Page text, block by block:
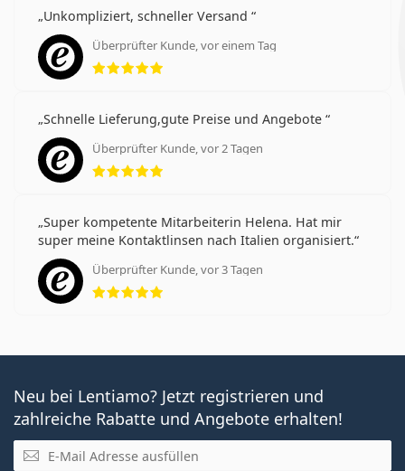
Unkompliziert, schneller Versand
Überprüfter Kunde, vor einem Tag
Bewertung 5 aus 5
Schnelle Lieferung,gute Preise und Angebote
Überprüfter Kunde, vor 2 Tagen
Bewertung 5 aus 5
Super kompetente Mitarbeiterin Helena. Hat mir
super meine Kontaktlinsen nach Italien organisiert.
Überprüfter Kunde, vor 3 Tagen
Bewertung 5 aus 5
Neu bei Lentiamo? Jetzt registrieren und
zahlreiche Rabatte und Angebote erhalten!
E-Mail